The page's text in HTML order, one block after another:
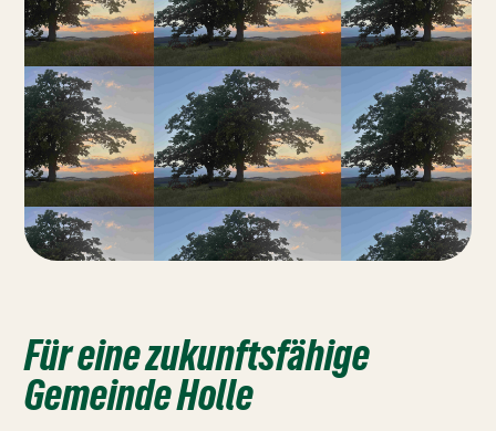
Für eine zukunftsfähige
Gemeinde Holle